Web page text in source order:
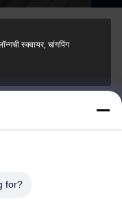
स्क्वायर, चांगपिंग
for?